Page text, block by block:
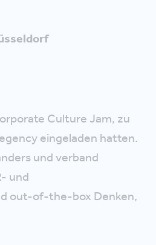
Culture Jam, zu
eingeladen hatten.
und verband
und
out-of-the-box Denken,